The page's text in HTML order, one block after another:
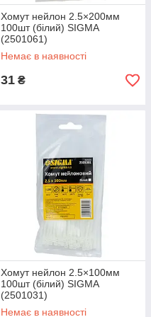
Хомут нейлон 2.5×200мм
100шт (білий) SIGMA
(2501061)
Немає в наявності
31 ₴
Хомут нейлон 2.5×100мм
100шт (білий) SIGMA
(2501031)
Немає в наявності